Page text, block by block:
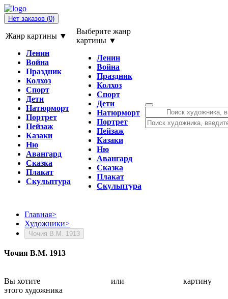
Нет заказов (0)
Жанр картины ▼
Ленин
Война
Праздник
Колхоз
Спорт
Дети
Натюрморт
Портрет
Пейзаж
Казаки
Ню
Авангард
Сказка
Плакат
Скульптура
Выберите жанр
картины ▼
Ленин
Война
Праздник
Колхоз
Спорт
Дети
Натюрморт
Портрет
Пейзаж
Казаки
Ню
Авангард
Сказка
Плакат
Скульптура
Главная>
Художники>
Чочия В.М. 1913
Чочия В.М. 1913
Вы хотите или
картину
этого художника